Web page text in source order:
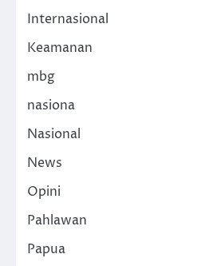
Internasional
Keamanan
mbg
nasiona
Nasional
News
Opini
Pahlawan
Papua